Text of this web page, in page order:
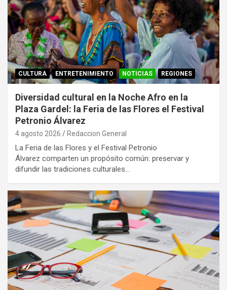
CULTURA ENTRETENIMIENTO NOTICIAS REGIONES
Diversidad cultural en la Noche Afro en la
Plaza Gardel: la Feria de las Flores el Festival
Petronio Álvarez
4 agosto 2026 Redaccion General
La Feria de las Flores y el Festival Petronio
Álvarez comparten un propósito común: preservar y
difundir las tradiciones culturales…